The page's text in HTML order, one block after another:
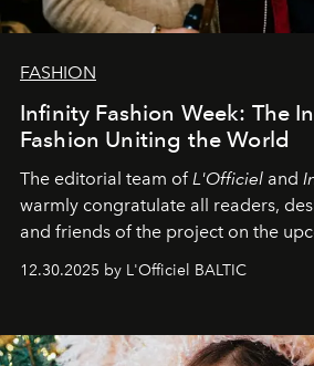
FASHION
Infinity Fashion Week: The
Fashion Uniting the World
The editorial team ofL'Officiel and
warmly congratulate all readers,
and friends of the project on the
May 2026 bring growth, inspiration,
achievements.
12.30.2025 by L'Officiel BALTIC